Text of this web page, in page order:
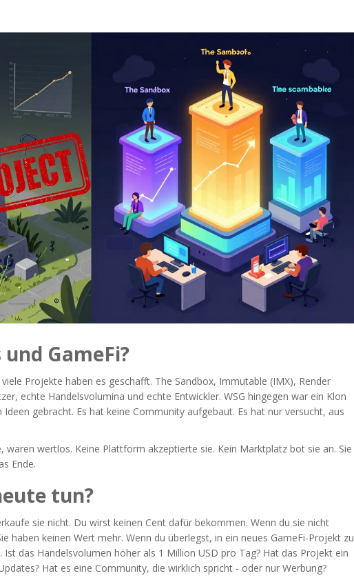
GameFi?
Projekte haben es geschafft. The Sandbox, Immutable (IMX), Render
echte Handelsvolumina und echte Entwickler. WSG hingegen war ein Klon
gebracht. Es hat keine Community aufgebaut. Es hat nur versucht, aus
waren wertlos. Keine Plattform akzeptierte sie. Kein Marktplatz bot sie an. Sie
Ende.
tun?
sie nicht. Du wirst keinen Cent dafür bekommen. Wenn du sie nicht
haben keinen Wert mehr. Wenn du überlegst, in ein neues GameFi-Projekt zu
das Handelsvolumen höher als 1 Million USD pro Tag? Hat das Projekt ein
Hat es eine Community, die wirklich spricht - oder nur Werbung?